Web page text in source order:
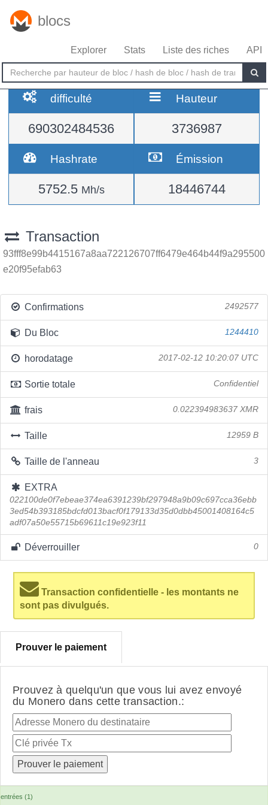
blocs
Explorer Stats Liste des riches API
difficulté
690302484536
Hauteur
3736987
Hashrate
5752.5 Mh/s
Émission
18446744
Transaction
93fff8e99b4415167a8aa722126707ff6479e464b44f9a295500
e20f95efab63
Confirmations 2492577
Du Bloc 1244410
horodatage 2017-02-12 10:20:07 UTC
Sortie totale Confidentiel
frais 0.022394983637 XMR
Taille 12959 B
Taille de l'anneau 3
EXTRA
022100de0f7ebeae374ea6391239bf297948a9b09c697cca36ebb
3ed54b393185bdcfd013bacf0f179133d35d0dbb45001408164c5
adf07a50e55715b69611c19e923f11
Déverrouiller 0
Transaction confidentielle - les montants ne
sont pas divulgués.
Prouver le paiement
Prouvez à quelqu'un que vous lui avez envoyé
du Monero dans cette transaction.:
entrées (1)